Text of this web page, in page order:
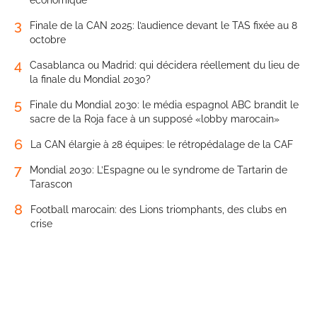
3
Finale de la CAN 2025: l’audience devant le TAS fixée au 8
octobre
4
Casablanca ou Madrid: qui décidera réellement du lieu de
la finale du Mondial 2030?
5
Finale du Mondial 2030: le média espagnol ABC brandit le
sacre de la Roja face à un supposé «lobby marocain»
6 La CAN élargie à 28 équipes: le rétropédalage de la CAF
7
Mondial 2030: L’Espagne ou le syndrome de Tartarin de
Tarascon
8
Football marocain: des Lions triomphants, des clubs en
crise